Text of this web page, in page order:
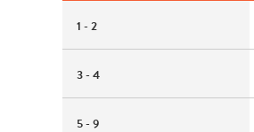
1 - 2
3 - 4
5 - 9